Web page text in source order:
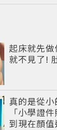
起床就先
就不見了!
真的是從
「小學證
到現在顏